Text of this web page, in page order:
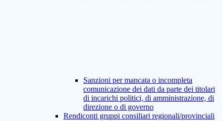
Sanzioni per mancata o incompleta
comunicazione dei dati da parte dei titolari
di incarichi politici, di amministrazione, di
direzione o di governo
Rendiconti gruppi consiliari regionali/provinciali